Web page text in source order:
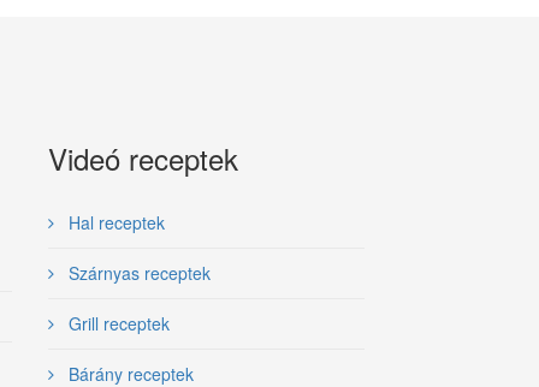
Videó receptek
Hal receptek
Szárnyas receptek
Grill receptek
Bárány receptek